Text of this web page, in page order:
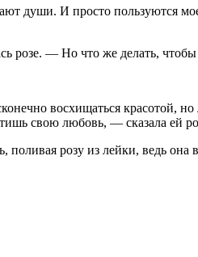
души. И просто пользуются
розе. — Но что же делать,
восхищаться красотой,
свою любовь, — сказала ей
розу из лейки, ведь она